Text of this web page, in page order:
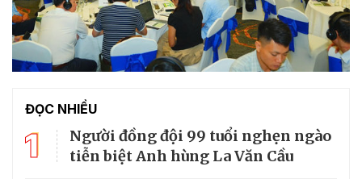
ĐỌC NHIỀU
1
Người đồng đội 99 tuổi nghẹn ngào
tiễn biệt Anh hùng La Văn Cầu